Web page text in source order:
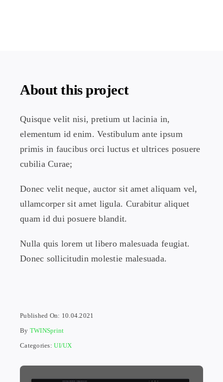
About this project
Quisque velit nisi, pretium ut lacinia in,
elementum id enim. Vestibulum ante ipsum
primis in faucibus orci luctus et ultrices posuere
cubilia Curae;
Donec velit neque, auctor sit amet aliquam vel,
ullamcorper sit amet ligula. Curabitur aliquet
quam id dui posuere blandit.
Nulla quis lorem ut libero malesuada feugiat.
Donec sollicitudin molestie malesuada.
Published On: 10.04.2021
By TWINSprint
Categories:UI/UX